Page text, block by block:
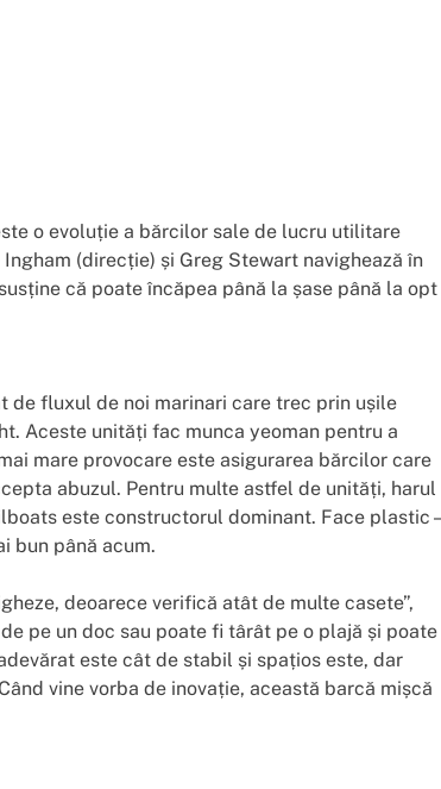
o evoluție a bărcilor sale de lucru utilitare
(direcție) și Greg Stewart navighează în
că poate încăpea până la șase până la opt
fluxul de noi marinari care trec prin ușile
Aceste unități fac munca yeoman pentru a
mare provocare este asigurarea bărcilor care
abuzul. Pentru multe astfel de unități, harul
este constructorul dominant. Face plastic –
bun până acum.
deoarece verifică atât de multe casete”,
pe un doc sau poate fi târât pe o plajă și poate
este cât de stabil și spațios este, dar
vine vorba de inovație, această barcă mișcă